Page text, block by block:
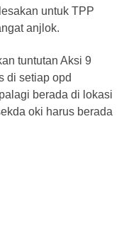
untuk TPP
anjlok.
tuntutan Aksi 9
di setiap opd
berada di lokasi
oki harus berada